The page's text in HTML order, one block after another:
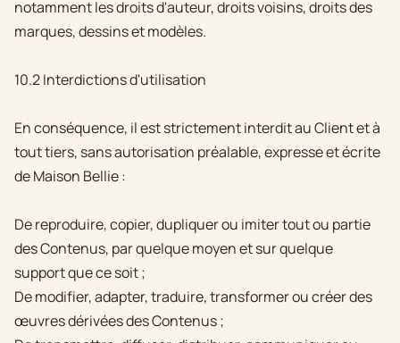
notamment les droits d'auteur, droits voisins, droits des
marques, dessins et modèles.
10.2 Interdictions d'utilisation
En conséquence, il est strictement interdit au Client et à
tout tiers, sans autorisation préalable, expresse et écrite
de Maison Bellie :
De reproduire, copier, dupliquer ou imiter tout ou partie
des Contenus, par quelque moyen et sur quelque
support que ce soit ;
De modifier, adapter, traduire, transformer ou créer des
œuvres dérivées des Contenus ;